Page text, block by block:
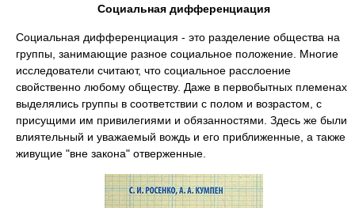
Социальная дифференциация
Социальная дифференциация - это разделение общества на
группы, занимающие разное социальное положение. Многие
исследователи считают, что социальное расслоение
свойственно любому обществу. Даже в первобытных племенах
выделялись группы в соответствии с полом и возрастом, с
присущими им привилегиями и обязанностями. Здесь же были
влиятельный и уважаемый вождь и его приближенные, а также
живущие "вне закона" отверженные.